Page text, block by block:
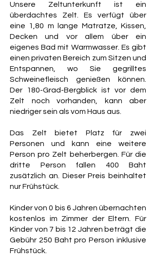
Unsere Zeltunterkunft ist ein
überdachtes Zelt. Es verfügt über
eine 1,80 m lange Matratze, Kissen,
Decken und vor allem über ein
eigenes Bad mit Warmwasser. Es gibt
einen privaten Bereich zum Sitzen und
Entspannen, wo Sie gegrilltes
Schweinefleisch genießen können.
Der 180-Grad-Bergblick ist vor dem
Zelt noch vorhanden, kann aber
niedriger sein als vom Haus aus.
Das Zelt bietet Platz für zwei
Personen und kann eine weitere
Person pro Zelt beherbergen. Für die
dritte Person fallen 400 Baht
zusätzlich an. Dieser Preis beinhaltet
nur Frühstück.
Kinder von 0 bis 6 Jahren übernachten
kostenlos im Zimmer der Eltern. Für
Kinder von 7 bis 12 Jahren beträgt die
Gebühr 250 Baht pro Person inklusive
Frühstück.